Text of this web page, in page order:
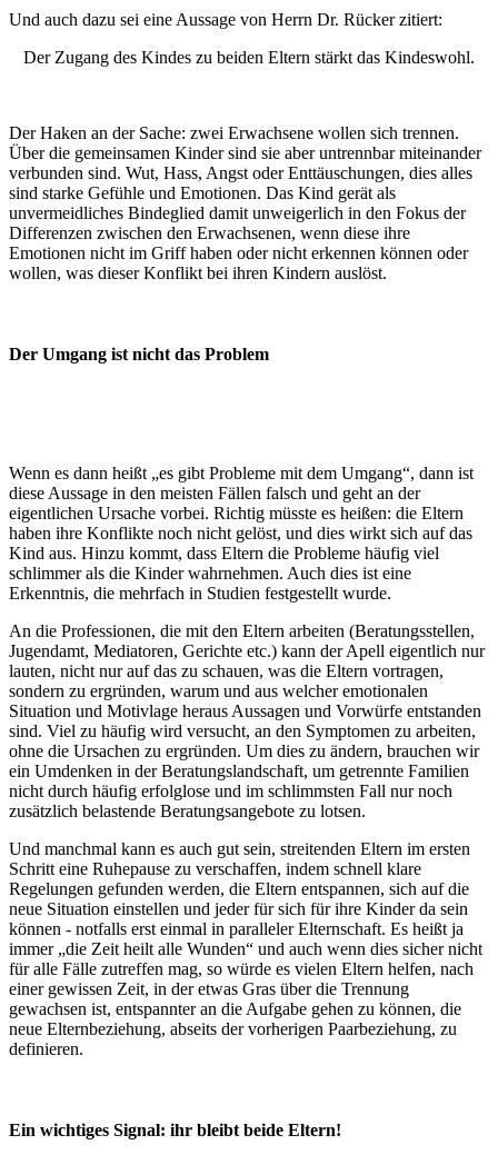
Und auch dazu sei eine Aussage von Herrn Dr. Rücker zitiert:
Der Zugang des Kindes zu beiden Eltern stärkt das Kindeswohl.
Der Haken an der Sache: zwei Erwachsene wollen sich trennen.
Über die gemeinsamen Kinder sind sie aber untrennbar miteinander
verbunden sind. Wut, Hass, Angst oder Enttäuschungen, dies alles
sind starke Gefühle und Emotionen. Das Kind gerät als
unvermeidliches Bindeglied damit unweigerlich in den Fokus der
Differenzen zwischen den Erwachsenen, wenn diese ihre
Emotionen nicht im Griff haben oder nicht erkennen können oder
wollen, was dieser Konflikt bei ihren Kindern auslöst.
Der Umgang ist nicht das Problem
Wenn es dann heißt „es gibt Probleme mit dem Umgang“, dann ist
diese Aussage in den meisten Fällen falsch und geht an der
eigentlichen Ursache vorbei. Richtig müsste es heißen: die Eltern
haben ihre Konflikte noch nicht gelöst, und dies wirkt sich auf das
Kind aus. Hinzu kommt, dass Eltern die Probleme häufig viel
schlimmer als die Kinder wahrnehmen. Auch dies ist eine
Erkenntnis, die mehrfach in Studien festgestellt wurde.
An die Professionen, die mit den Eltern arbeiten (Beratungsstellen,
Jugendamt, Mediatoren, Gerichte etc.) kann der Apell eigentlich nur
lauten, nicht nur auf das zu schauen, was die Eltern vortragen,
sondern zu ergründen, warum und aus welcher emotionalen
Situation und Motivlage heraus Aussagen und Vorwürfe entstanden
sind. Viel zu häufig wird versucht, an den Symptomen zu arbeiten,
ohne die Ursachen zu ergründen. Um dies zu ändern, brauchen wir
ein Umdenken in der Beratungslandschaft, um getrennte Familien
nicht durch häufig erfolglose und im schlimmsten Fall nur noch
zusätzlich belastende Beratungsangebote zu lotsen.
Und manchmal kann es auch gut sein, streitenden Eltern im ersten
Schritt eine Ruhepause zu verschaffen, indem schnell klare
Regelungen gefunden werden, die Eltern entspannen, sich auf die
neue Situation einstellen und jeder für sich für ihre Kinder da sein
können - notfalls erst einmal in paralleler Elternschaft. Es heißt ja
immer „die Zeit heilt alle Wunden“ und auch wenn dies sicher nicht
für alle Fälle zutreffen mag, so würde es vielen Eltern helfen, nach
einer gewissen Zeit, in der etwas Gras über die Trennung
gewachsen ist, entspannter an die Aufgabe gehen zu können, die
neue Elternbeziehung, abseits der vorherigen Paarbeziehung, zu
definieren.
Ein wichtiges Signal: ihr bleibt beide Eltern!